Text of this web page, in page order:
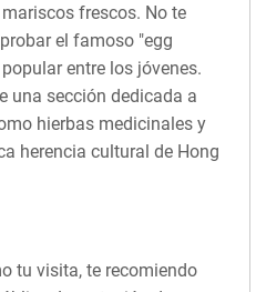
frescos. No te
el famoso "egg
entre los jóvenes.
una sección dedicada a
hierbas medicinales y
herencia cultural de Hong
tu visita, te recomiendo